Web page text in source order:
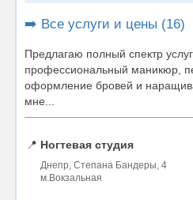
➡️ Все услуги и цены (16)
Предлагаю полный спектр
профессиональный маникюр,
оформление бровей и
мне...
📍 Ногтевая студия
Днепр, Степана Бандеры, 4
м.Вокзальная